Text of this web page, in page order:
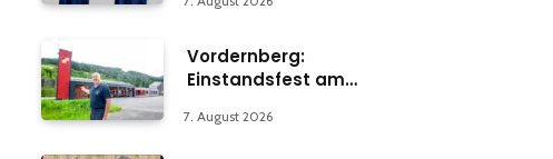
Vordernberg:
Einstandsfest am
7. August 2026